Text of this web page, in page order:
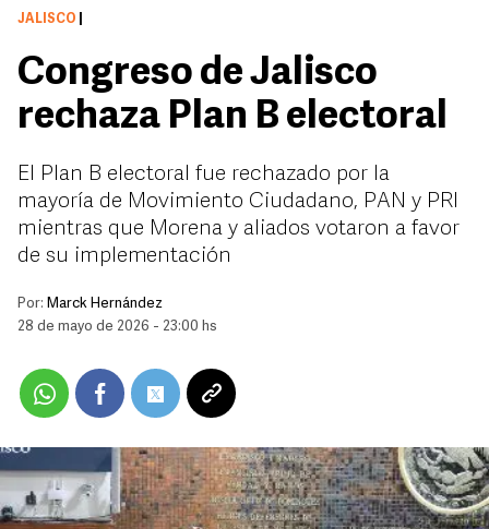
JALISCO
Congreso de Jalisco
rechaza Plan B electoral
El Plan B electoral fue rechazado por la
mayoría de Movimiento Ciudadano, PAN y PRI
mientras que Morena y aliados votaron a favor
de su implementación
Por: Marck Hernández
28 de mayo de 2026 - 23:00 hs